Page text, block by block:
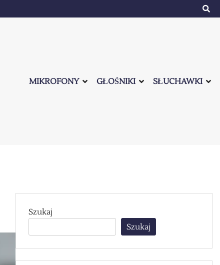
MIKROFONY GŁOŚNIKI SŁUCHAWKI
Szukaj
Szukaj